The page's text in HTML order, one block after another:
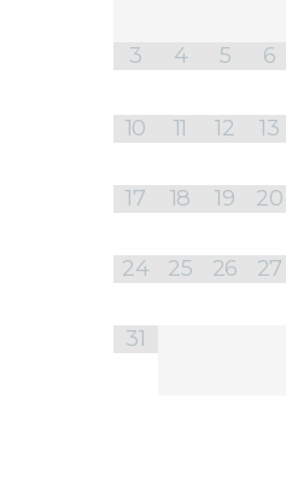
3 4 5 6
10 11 12 13
17 18 19 20
24 25 26 27
31